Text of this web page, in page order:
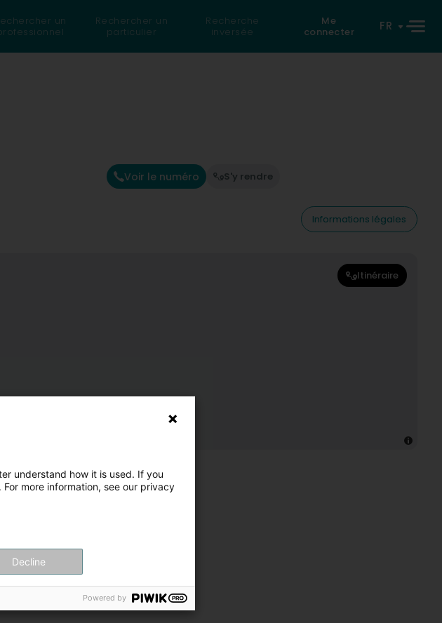
un
professionnel
Rechercher un
particulier
Recherche
inversée
Me
connecter
FR
Voir le numéro S'y rendre
Informations légales
Itinéraire
understand how it is used. If you
more information, see our privacy
Decline
Powered by